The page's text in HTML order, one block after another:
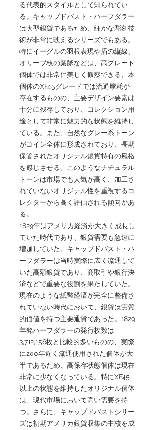
る代表的スタイルとして知られてい
る。キャップドバスト・ハーフダラー
は大型銀貨であるため、細かな彫刻技
術が非常に映えるシリーズでもある。
特にイーグルの羽根表現や盾の縦線、
オリーブ枝の葉脈などは、高グレード
個体では非常に美しく観察できる。本
個体のXF45グレードでは流通摩耗が
存在するものの、主要デザイン要素は
十分に残存しており、コレクション用
途として非常に魅力的な状態を維持し
ている。また、自然なグレー系トーン
がコイン全体に形成されており、長期
保管されたオリジナル銀貨特有の風格
を感じさせる。このようなナチュラル
トーンは市場でも人気が高く、加工さ
れていないオリジナル性を重視するコ
レクターから高く評価される傾向があ
る。
1829年はアメリカ経済が大きく成長し
ていた時代であり、銀貨需要も急速に
増加していた。キャップドバスト・ハ
ーフダラーは当時実際に広く流通して
いた高額銀貨であり、商取引や銀行決
済などで重要な役割を果たしていた。
現在のような紙幣経済が完全に整備さ
れていない時代において、銀貨は実質
的価値を持つ主要通貨であった。1829
年銘ハーフダラーの発行枚数は
3,712,156枚と比較的多いものの、実際
に200年近く流通使用された個体が大
半であるため、高保存状態個体は現在
非常に少なくなっている。特にXF45
以上の状態を維持したオリジナル個体
は、現代市場において高い需要を持
つ。さらに、キャップドバストシリー
ズは初期アメリカ銀貨収集の中核を成